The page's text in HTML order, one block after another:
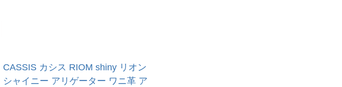
CASSIS カシス RIOM shiny リオン
シャイニー アリゲーター ワニ革 ア